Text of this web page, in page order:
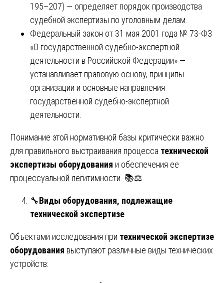
195–207) — определяет порядок производства
судебной экспертизы по уголовным делам.
Федеральный закон от 31 мая 2001 года № 73-ФЗ
«О государственной судебно-экспертной
деятельности в Российской Федерации» —
устанавливает правовую основу, принципы
организации и основные направления
государственной судебно-экспертной
деятельности.
Понимание этой нормативной базы критически важно
для правильного выстраивания процесса технической
экспертизы оборудования и обеспечения ее
процессуальной легитимности. 📚⚖️
🔧Виды оборудования, подлежащие
технической экспертизе
Объектами исследования при технической экспертизе
оборудования выступают различные виды технических
устройств: